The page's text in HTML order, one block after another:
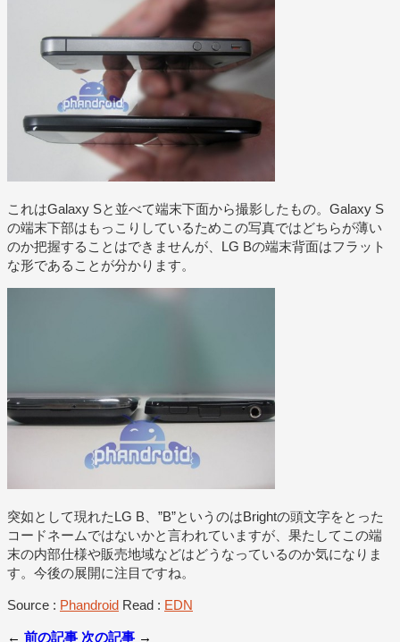
これはGalaxy Sと並べて端末下面から撮影したもの。Galaxy S
の端末下部はもっこりしているためこの写真ではどちらが薄い
のか把握することはできませんが、LG Bの端末背面はフラット
な形であることが分かります。
突如として現れたLG B、”B”というのはBrightの頭文字をとった
コードネームではないかと言われていますが、果たしてこの端
末の内部仕様や販売地域などはどうなっているのか気になりま
す。今後の展開に注目ですね。
Source : Phandroid Read : EDN
← 前の記事 次の記事 →